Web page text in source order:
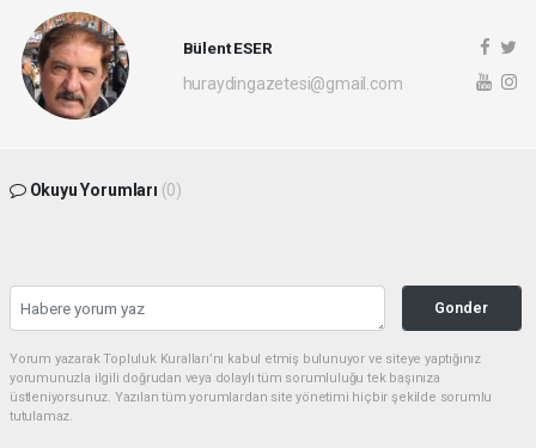
Bülent ESER
huraydingazetesi@gmail.com
Okuyu Yorumları (0)
Gonder
Yorum yazarak Topluluk Kuralları’nı kabul etmiş bulunuyor ve siteye yaptığınız
yorumunuzla ilgili doğrudan veya dolaylı tüm sorumluluğu tek başınıza
üstleniyorsunuz. Yazılan tüm yorumlardan site yönetimi hiçbir şekilde sorumlu
tutulamaz.